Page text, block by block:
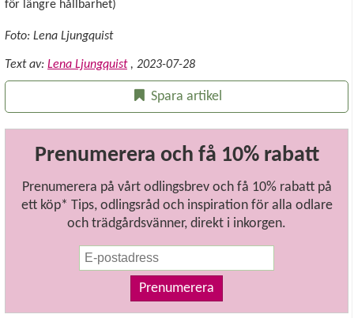
för längre hållbarhet)
Foto: Lena Ljungquist
Text av: Lena Ljungquist , 2023-07-28
Spara artikel
Prenumerera och få 10% rabatt
Prenumerera på vårt odlingsbrev och få 10% rabatt på
ett köp* Tips, odlingsråd och inspiration för alla odlare
och trädgårdsvänner, direkt i inkorgen.
Prenumerera